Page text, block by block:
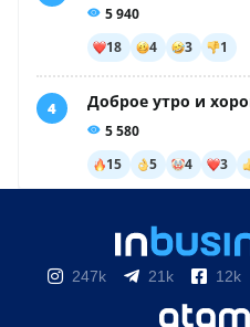
247k 21k 12k